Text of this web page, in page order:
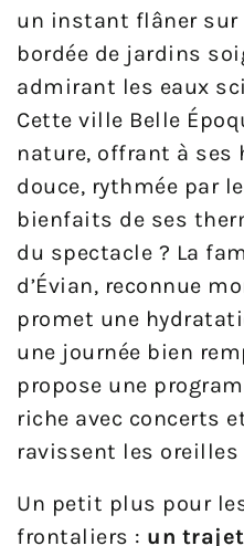
un instant flâner sur
bordée de jardins
admirant les eaux
Cette ville Belle
nature, offrant à ses
douce, rythmée par
bienfaits de ses
du spectacle ? La
d’Évian, reconnue
promet une
une journée bien
propose une
riche avec concerts
ravissent les oreilles
Un petit plus pour
frontaliers : un